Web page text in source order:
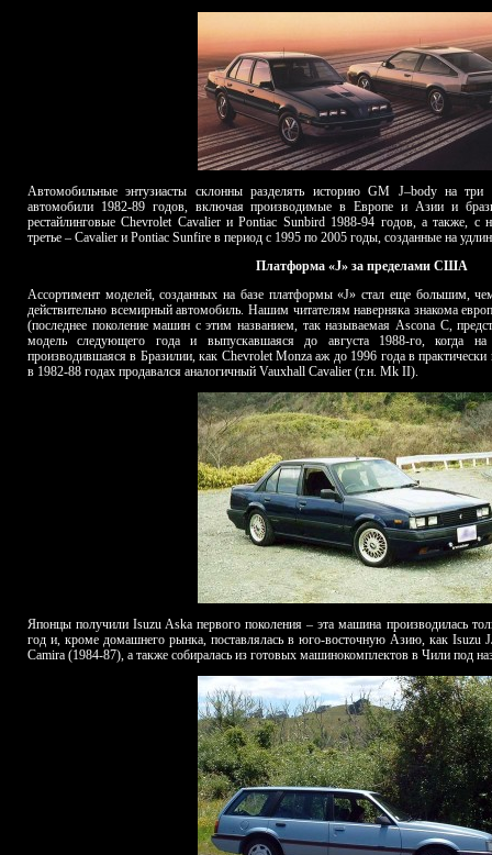
Автомобильные энтузиасты склонны разделять историюGM J–bodyна три
автомобили 1982-89 годов, включая производимые в Европе и Азии и
рестайлинговые Chevrolet Cavalier и Pontiac Sunbird1988-94 годов, а также, с
третье – Cavalier и Pontiac Sunfire в период с 1995 по 2005 годы, созданные на
Платформа «J» за пределами США
Ассортимент моделей, созданных на базе платформы «J» стал еще большим,
действительно всемирный автомобиль. Нашим читателям наверняка знакома
(последнее поколение машин с этим названием, так называемая Ascona C,
модель следующего года и выпускавшаяся до августа 1988-го, когда
производившаяся в Бразилии, как Chevrolet Monza аж до 1996 года в
в 1982-88 годах продавался аналогичный Vauxhall Cavalier (т.н. Mk II).
Японцы получили Isuzu Aska первого поколения – эта машина производилась
год и, кроме домашнего рынка, поставлялась в юго-восточную Азию, как
Camira (1984-87), а также собиралась из готовых машинокомплектов в Чили под